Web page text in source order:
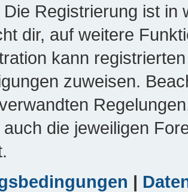
Registrierung ist in
dir, auf weitere
kann
zuweisen.
die jeweiligen
|